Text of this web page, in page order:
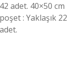
adet. 40×50 cm
: Yaklaşık 22